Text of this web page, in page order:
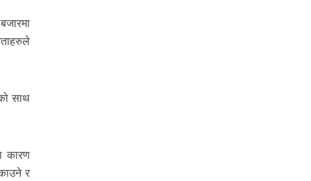
साथ
कारण
र